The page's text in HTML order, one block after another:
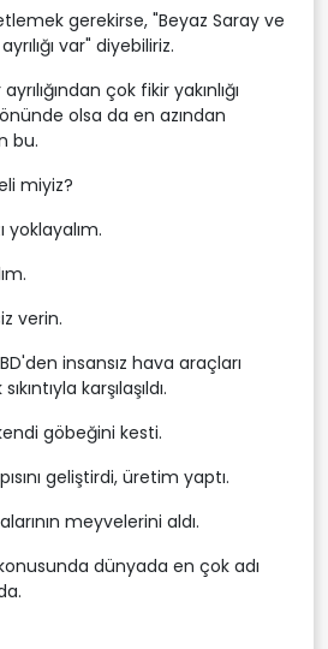
gerekirse, "Beyaz Saray ve
var" diyebiliriz.
çok fikir yakınlığı
olsa da en azından
bu.
miyiz?
yoklayalım.
verin.
insansız hava araçları
karşılaşıldı.
göbeğini kesti.
geliştirdi, üretim yaptı.
meyvelerini aldı.
dünyada en çok adı